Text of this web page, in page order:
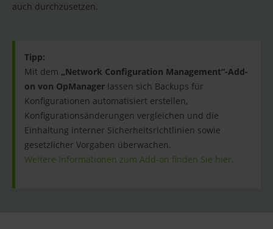
auch durchzusetzen.
Tipp:
Mit dem „Network Configuration Management“-Add-
on von OpManager lassen sich Backups für
Konfigurationen automatisiert erstellen,
Konfigurationsänderungen vergleichen und die
Einhaltung interner Sicherheitsrichtlinien sowie
gesetzlicher Vorgaben überwachen.
Weitere Informationen zum Add-on finden Sie hier.